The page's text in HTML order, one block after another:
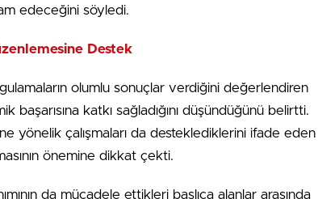
edeceğini söyledi.
Destek
olumlu sonuçlar verdiğini değerlendiren
katkı sağladığını düşündüğünü belirtti.
yönelik çalışmaları da desteklediklerini ifade eden
önemine dikkat çekti.
da mücadele ettikleri başlıca alanlar arasında